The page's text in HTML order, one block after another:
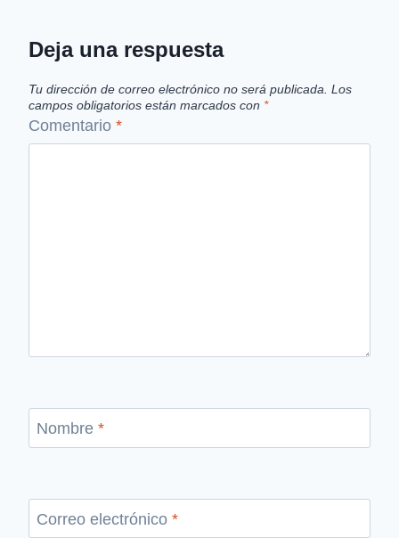
Deja una respuesta
Tu dirección de correo electrónico no será publicada. Los
campos obligatorios están marcados con *
Comentario *
Nombre *
Correo electrónico *